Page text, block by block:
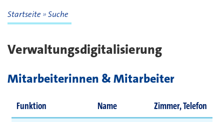
Startseite Suche
Verwaltungsdigitalisierung
Mitarbeiterinnen & Mitarbeiter
Funktion Name
Zimmer, Telefon